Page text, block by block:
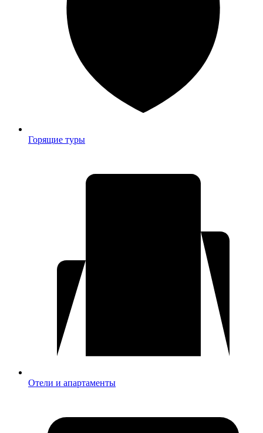
Горящие туры
Отели и апартаменты